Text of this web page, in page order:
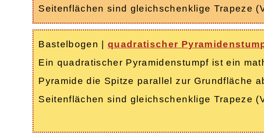
Seitenflächen sind gleichschenklige Trapeze
Bastelbogen |quadratischer
Ein quadratischer Pyramidenstumpf ist ein
Pyramide die Spitze parallel zur Grundfläche
Seitenflächen sind gleichschenklige Trapeze